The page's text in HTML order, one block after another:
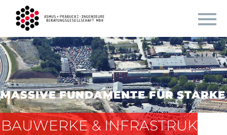
MASSIVE FUNDAMENTE FÜR STARKE
BAUWERKE & INFRASTRUKTUR